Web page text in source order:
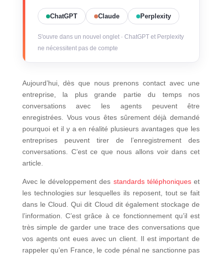
ChatGPT Claude Perplexity
S'ouvre dans un nouvel onglet · ChatGPT et Perplexity
ne nécessitent pas de compte
Aujourd’hui, dès que nous prenons contact avec une
entreprise, la plus grande partie du temps nos
conversations avec les agents peuvent être
enregistrées. Vous vous êtes sûrement déjà demandé
pourquoi et il y a en réalité plusieurs avantages que les
entreprises peuvent tirer de l’enregistrement des
conversations. C’est ce que nous allons voir dans cet
article.
Avec le développement des standards téléphoniqueset
les technologies sur lesquelles ils reposent, tout se fait
dans le Cloud. Qui dit Cloud dit également stockage de
l’information. C’est grâce à ce fonctionnement qu’il est
très simple de garder une trace des conversations que
vos agents ont eues avec un client. Il est important de
rappeler qu’en France, le code pénal ne sanctionne pas